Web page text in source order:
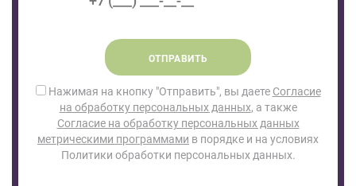
ОТПРАВИТЬ
Нажимая на кнопку "Отправить", вы даете Согласие
на обработку персональных данных, а также
Согласие на обработку персональных данных
метрическими программами в порядке и на условиях
Политики обработки персональных данных.